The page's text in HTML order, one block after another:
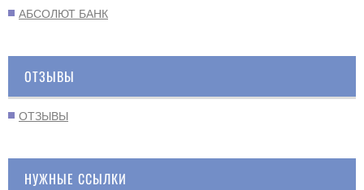
АБСОЛЮТ БАНК
ОТЗЫВЫ
ОТЗЫВЫ
НУЖНЫЕ ССЫЛКИ